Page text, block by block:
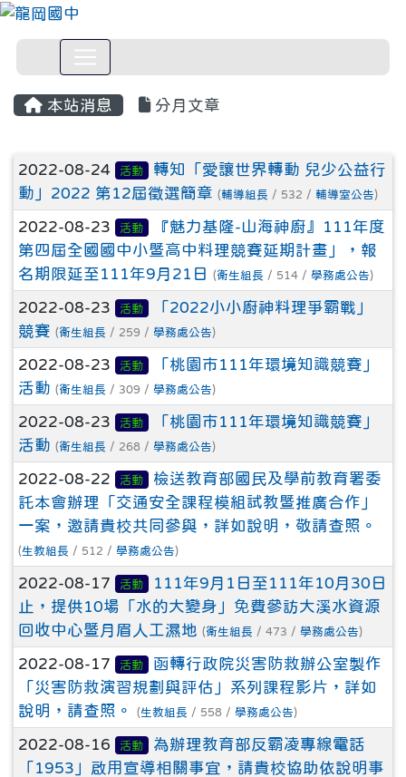
本站消息 分月文章
文章列表
2022-08-24 活動
轉知「愛讓世界轉動 兒少公益行
動」2022 第12屆徵選簡章 (輔導組長 / 532 / 輔導室公告)
2022-08-23 活動
『魅力基隆-山海神廚』111年度
第四屆全國國中小暨高中料理競賽延期計畫」，報
名期限延至111年9月21日
(衛生組長 / 514 / 學務處公告)
2022-08-23 活動
「2022小小廚神料理爭霸戰」
競賽 (衛生組長 / 259 / 學務處公告)
2022-08-23 活動
「桃園市111年環境知識競賽」
活動 (衛生組長 / 309 / 學務處公告)
2022-08-23 活動
「桃園市111年環境知識競賽」
活動 (衛生組長 / 268 / 學務處公告)
2022-08-22 活動
檢送教育部國民及學前教育署委
託本會辦理「交通安全課程模組試教暨推廣合作」
一案，邀請貴校共同參與，詳如說明，敬請查照。
(生教組長 / 512 / 學務處公告)
2022-08-17 活動
111年9月1日至111年10月30日
止，提供10場「水的大變身」免費參訪大溪水資源
回收中心暨月眉人工濕地 (衛生組長 / 473 / 學務處公告)
2022-08-17 活動
函轉行政院災害防救辦公室製作
「災害防救演習規劃與評估」系列課程影片，詳如
說明，請查照。
(生教組長 / 558 / 學務處公告)
2022-08-16 活動
為辦理教育部反霸凌專線電話
「1953」啟用宣導相關事宜，請貴校協助依說明事